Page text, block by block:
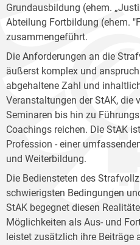
Grundausbildung (ehem.
Abteilung Fortbildung (ehem.
zusammengeführt.
Die Anforderungen an die
äußerst komplex und
abgehaltene Zahl und
Veranstaltungen der StAK,
Seminaren bis hin zu
Coachings reichen. Die StAK
Profession - einer
und Weiterbildung.
Die Bediensteten des
schwierigsten Bedingungen
StAK begegnet diesen
Möglichkeiten als Aus- und
leistet zusätzlich ihre Beiträge